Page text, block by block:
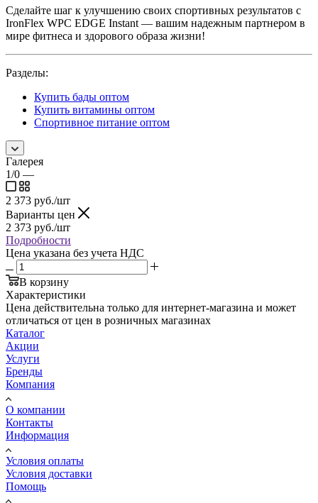
Сделайте шаг к улучшению своих спортивных результатов с
IronFlex WPC EDGE Instant — вашим надежным партнером в
мире фитнеса и здорового образа жизни!
Разделы:
Купить бады оптом
Купить витамины оптом
Спортивное питание оптом
Галерея
1/0 —
2 373 руб./шт
Варианты цен
2 373 руб./шт
Подробности
Цена указана без учета НДС
В корзину
Характеристики
Цена действительна только для интернет-магазина и может
отличаться от цен в розничных магазинах
Каталог
Акции
Услуги
Бренды
Компания
О компании
Контакты
Информация
Условия оплаты
Условия доставки
Помощь